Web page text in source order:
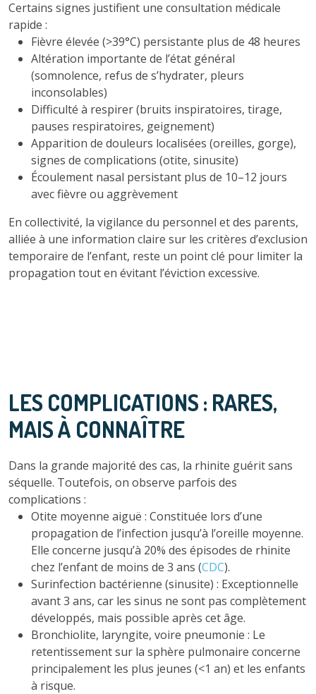
Certains signes justifient une consultation médicale
rapide :
Fièvre élevée (>39°C) persistante plus de 48 heures
Altération importante de l’état général
(somnolence, refus de s’hydrater, pleurs
inconsolables)
Difficulté à respirer (bruits inspiratoires, tirage,
pauses respiratoires, geignement)
Apparition de douleurs localisées (oreilles, gorge),
signes de complications (otite, sinusite)
Écoulement nasal persistant plus de 10–12 jours
avec fièvre ou aggrèvement
En collectivité, la vigilance du personnel et des parents,
alliée à une information claire sur les critères d’exclusion
temporaire de l’enfant, reste un point clé pour limiter la
propagation tout en évitant l’éviction excessive.
LES COMPLICATIONS : RARES,
MAIS À CONNAÎTRE
Dans la grande majorité des cas, la rhinite guérit sans
séquelle. Toutefois, on observe parfois des
complications :
Otite moyenne aiguë : Constituée lors d’une
propagation de l’infection jusqu’à l’oreille moyenne.
Elle concerne jusqu’à 20% des épisodes de rhinite
chez l’enfant de moins de 3 ans (CDC).
Surinfection bactérienne (sinusite) : Exceptionnelle
avant 3 ans, car les sinus ne sont pas complètement
développés, mais possible après cet âge.
Bronchiolite, laryngite, voire pneumonie : Le
retentissement sur la sphère pulmonaire concerne
principalement les plus jeunes (<1 an) et les enfants
à risque.